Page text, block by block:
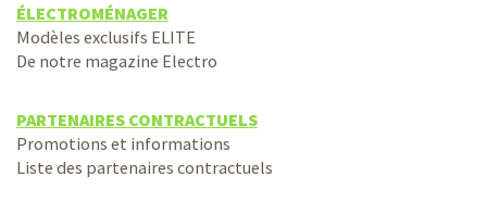
ÉLECTROMÉNAGER
Modèles exclusifs ELITE
De notre magazine Electro
PARTENAIRES CONTRACTUELS
Promotions et informations
Liste des partenaires contractuels